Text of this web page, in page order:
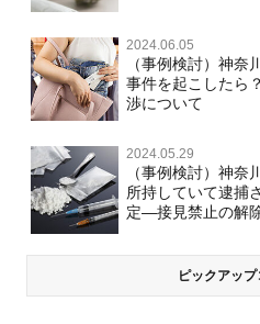
2024.06.05
（事例検討）神奈
事件を起こしたら
渉について
2024.05.29
（事例検討）神奈
所持していて逮捕
定―接見禁止の解
ピックアッ